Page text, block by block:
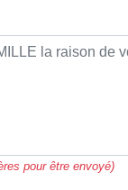
pour être envoyé)